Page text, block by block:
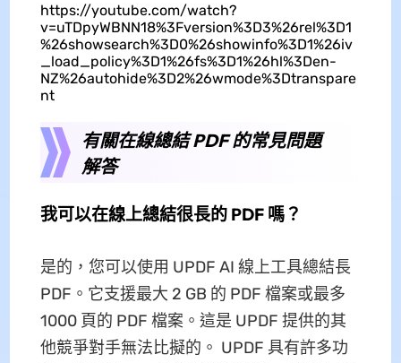
https://youtube.com/watch?
v=uTDpyWBNN18%3Fversion%3D3%26rel%3D1
%26showsearch%3D0%26showinfo%3D1%26iv
_load_policy%3D1%26fs%3D1%26hl%3Den-
NZ%26autohide%3D2%26wmode%3Dtranspare
nt
有關在線總結 PDF 的常見問題
解答
我可以在線上總結很長的 PDF 嗎？
是的，您可以使用 UPDF AI 線上工具總結長
PDF。它支援最大 2 GB 的 PDF 檔案或最多
1000 頁的 PDF 檔案。這是 UPDF 提供的其
他競爭對手無法比擬的。 UPDF 具有許多功